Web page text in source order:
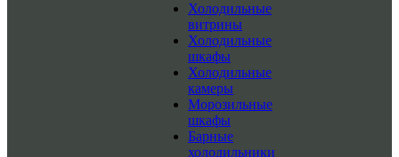
Холодильные
витрины
Холодильные
шкафы
Холодильные
камеры
Морозильные
шкафы
Барные
холодильники